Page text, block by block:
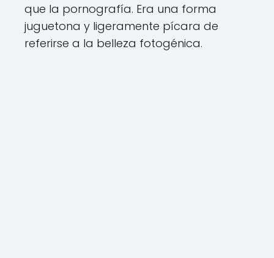
que la pornografía. Era una forma
juguetona y ligeramente pícara de
referirse a la belleza fotogénica.